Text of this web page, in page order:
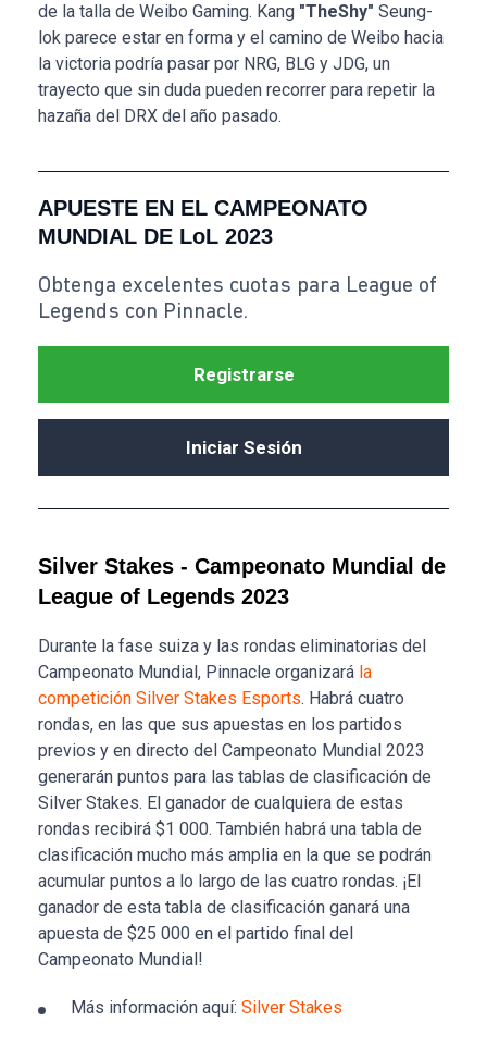
de la talla de Weibo Gaming. Kang "TheShy" Seung-
lok parece estar en forma y el camino de Weibo hacia
la victoria podría pasar por NRG, BLG y JDG, un
trayecto que sin duda pueden recorrer para repetir la
hazaña del DRX del año pasado.
APUESTE EN EL CAMPEONATO
MUNDIAL DE LoL 2023
Obtenga excelentes cuotas para League of
Legends con Pinnacle.
Registrarse
Iniciar Sesión
Silver Stakes - Campeonato Mundial de
League of Legends 2023
Durante la fase suiza y las rondas eliminatorias del
Campeonato Mundial, Pinnacle organizará la
competición Silver Stakes Esports. Habrá cuatro
rondas, en las que sus apuestas en los partidos
previos y en directo del Campeonato Mundial 2023
generarán puntos para las tablas de clasificación de
Silver Stakes. El ganador de cualquiera de estas
rondas recibirá $1 000. También habrá una tabla de
clasificación mucho más amplia en la que se podrán
acumular puntos a lo largo de las cuatro rondas. ¡El
ganador de esta tabla de clasificación ganará una
apuesta de $25 000 en el partido final del
Campeonato Mundial!
Más información aquí: Silver Stakes